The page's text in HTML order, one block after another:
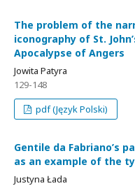
The problem of the
iconography of St.
Apocalypse of Angers
Jowita Patyra
129-148
pdf (Język Polski)
Gentile da Fabriano’s
as an example of the
Justyna Łada